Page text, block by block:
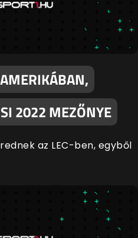
2022 MEZŐNYE
az LEC-ben, egyből